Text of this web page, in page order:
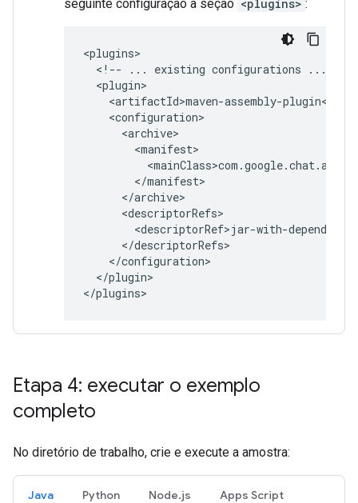
seguinte configuração à seção <plugins> :
<!--
... existing configurations ...
</plugin>
Etapa 4: executar o exemplo
completo
No diretório de trabalho, crie e execute a amostra:
Java Python Node.js Apps Script